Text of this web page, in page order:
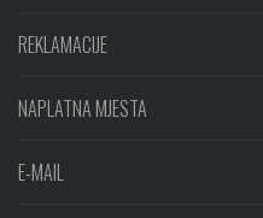
REKLAMACIJE
NAPLATNA MJESTA
E-MAIL